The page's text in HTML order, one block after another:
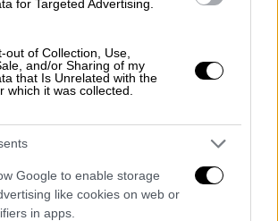
for Targeted Advertising.
out of Collection, Use,
and/or Sharing of my
that Is Unrelated with the
which it was collected.
Google to enable storage
like cookies on web or
in apps.
açıklarında balıkçı
Yunanistan bayraklı tanker
5 balıkçı aranıyor. Alabora
bulunan 5 kişinin
için arama kurtarma
başlatıldı.
9AxtnUIhoy